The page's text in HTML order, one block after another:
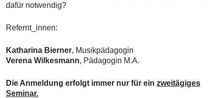
dafür notwendig?
Refernt_innen:
Katharina Bierner, Musikpädagogin
Verena Wilkesmann, Pädagogin M.A.
Die Anmeldung erfolgt immer nur für ein zweitägiges
Seminar.